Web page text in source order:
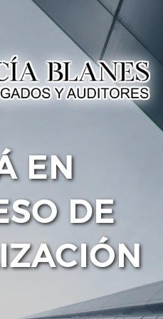
EN
DE